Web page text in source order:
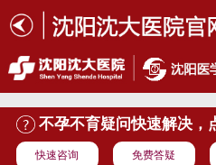
不孕不育疑问快速解决，
快速咨询 免费答疑